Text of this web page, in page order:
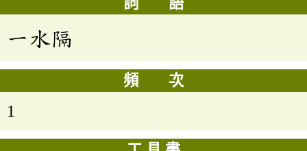
一水隔
頻 次
1